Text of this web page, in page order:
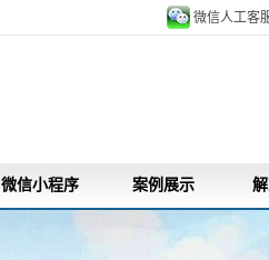
微信人工客
微信小程序 案例展示